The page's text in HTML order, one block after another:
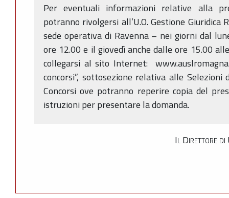
Per eventuali informazioni relative alla
potranno rivolgersi all’U.O. Gestione Giuridica
sede operativa di Ravenna – nei giorni dal
ore 12.00 e il giovedì anche dalle ore 15.00
collegarsi al sito Internet:
concorsi”, sottosezione relativa alle
Concorsi ove potranno reperire copia del
istruzioni per presentare la domanda.
Il Direttore di